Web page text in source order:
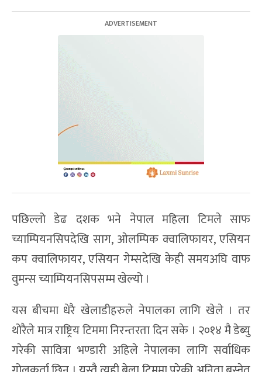
पछिल्लो डेढ दशक भने नेपाल महिला टिमले साफ
च्याम्पियनसिपदेखि साग, ओलम्पिक क्वालिफायर, एसियन
कप क्वालिफायर, एसियन गेम्सदेखि केही समयअघि वाफ
वुमन्स च्याम्पियनसिपसम्म खेल्यो ।
यस बीचमा धेरै खेलाडीहरुले नेपालका लागि खेले । तर
थोरैले मात्र राष्ट्रिय टिममा निरन्तरता दिन सके । २०१४ मै डेब्यु
गरेकी सावित्रा भण्डारी अहिले नेपालका लागि सर्वाधिक